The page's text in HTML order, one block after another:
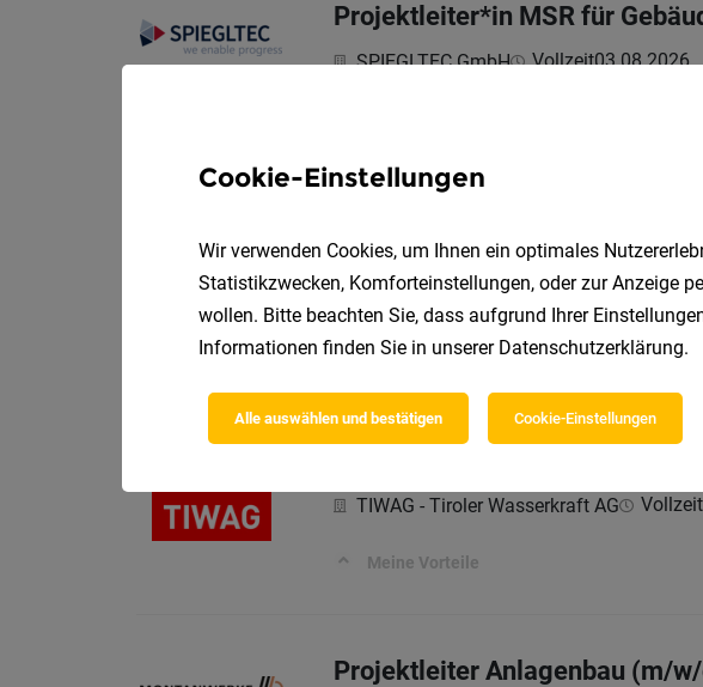
Projektleiter*in MSR für
SPIEGLTEC GmbH Vollzeit03.08.2026
TIWAG-NEXT ENERGY SOLUTIONS GMBH
Meine Vorteile
TIWAG - Tiroler Wasserkraft AG Vollzeit
Meine Vorteile
Projektleiter Anlagenbau (m/
Cookie-Einstellungen
Wir verwenden Cookies, um Ihnen ein optimales
Statistikzwecken, Komforteinstellungen, oder zur Anzeige
wollen. Bitte beachten Sie, dass aufgrund Ihrer
Informationen finden Sie in unserer Datenschutzerklärung.
Alle auswählen und bestätigen Cookie-Einstellungen